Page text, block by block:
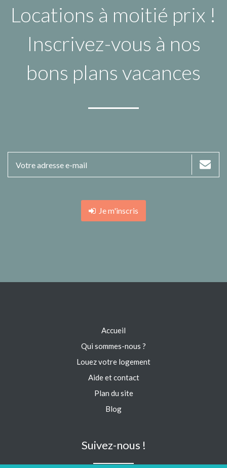
Locations à moitié prix !
Inscrivez-vous à nos
bons plans vacances
Je m'inscris
Accueil
Qui sommes-nous ?
Louez votre logement
Aide et contact
Plan du site
Blog
Suivez-nous !